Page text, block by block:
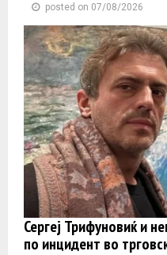
posted on 07/08/2026
Сергеј Трифуновиќ и
по инцидент во